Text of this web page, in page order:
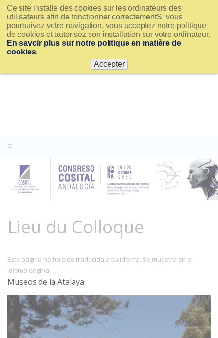
Ce site installe des cookies sur les ordinateurs des
utilisateurs afin de fonctionner correctementSi vous
poursuivez votre navigation, vous acceptez notre politique
de cookies et autorisez son installation sur votre ordinateur.
En savoir plus sur notre politique en matière de
cookies.
Accepter
Lieu du Colloque
Esta página no ha sido traducida a su idioma. Se muestra en el
idioma original
Museos de la Atalaya